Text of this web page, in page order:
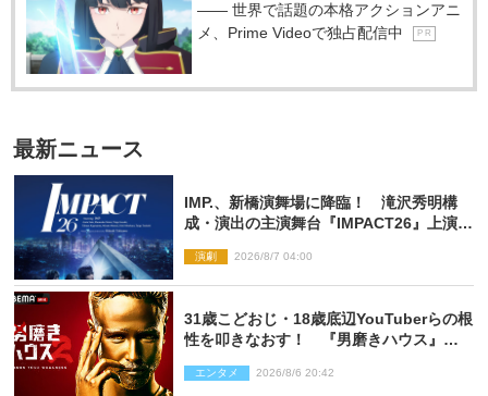
―― 世界で話題の本格アクションアニ
メ、Prime Videoで独占配信中
P R
最新ニュース
IMP.、新橋演舞場に降臨！ 滝沢秀明構
成・演出の主演舞台『IMPACT26』上演決
演劇 2026/8/7 04:00
31歳こどおじ・18歳底辺YouTuberらの根
性を叩きなおす！ 『男磨きハウス』第2
エンタメ 2026/8/6 20:42